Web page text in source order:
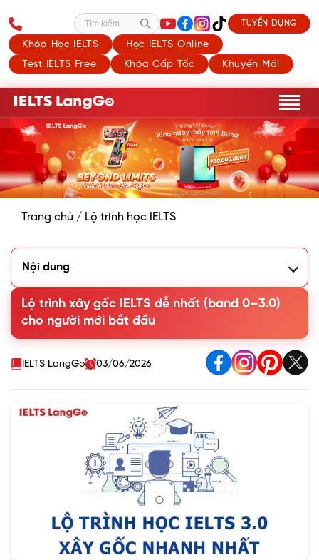
Khóa Học IELTS
Học IELTS Online
Test IELTS Free
Khóa Cấp Tốc Khuyến Mãi
Tìm kiếm TUYỂN DỤNG
Trang chủ / Lộ trình học IELTS
Nội dung
Lộ trình học IELTS 3.0 hiệu quả
Tài liệu tham khảo
Lộ trình xây gốc IELTS dễ nhất (band 0–3.0)
cho người mới bắt đầu
IELTS LangGo 03/06/2026